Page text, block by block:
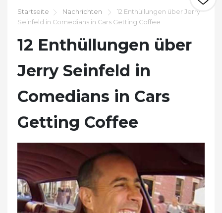
Startseite Nachrichten
12 Enthüllungen über Jerry
Seinfeld in Comedians in Cars Getting Coffee
12 Enthüllungen über
Jerry Seinfeld in
Comedians in Cars
Getting Coffee